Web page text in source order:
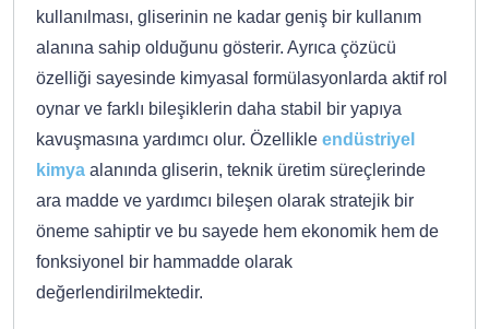
kullanılması, gliserinin ne kadar geniş bir kullanım
alanına sahip olduğunu gösterir. Ayrıca çözücü
özelliği sayesinde kimyasal formülasyonlarda aktif rol
oynar ve farklı bileşiklerin daha stabil bir yapıya
kavuşmasına yardımcı olur. Özellikle endüstriyel
kimya alanında gliserin, teknik üretim süreçlerinde
ara madde ve yardımcı bileşen olarak stratejik bir
öneme sahiptir ve bu sayede hem ekonomik hem de
fonksiyonel bir hammadde olarak
değerlendirilmektedir.